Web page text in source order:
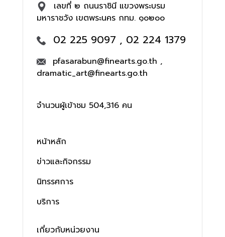
เลขที่ ๒ ถนนราชินี แขวงพระบรม
มหาราชวัง เขตพระนคร กทม. ๑๐๒๐๐
02 225 9097 , 02 224 1379
pfasarabun@finearts.go.th ,
dramatic_art@finearts.go.th
จำนวนผู้เข้าชม 504,316 คน
หน้าหลัก
ข่าวและกิจกรรม
นิทรรศการ
บริการ
เกี่ยวกับหน่วยงาน